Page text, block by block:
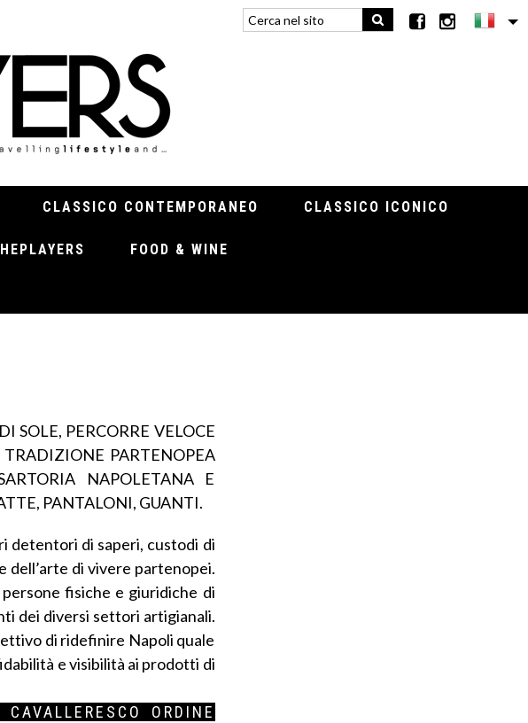
CLASSICO CONTEMPORANEO CLASSICO ICONICO
FOOD & WINE
SOLE, PERCORRE VELOCE
PARTENOPEA
NAPOLETANA E
PANTALONI, GUANTI.
detentori di saperi, custodi di
dell’arte di vivere partenopei.
fisiche e giuridiche di
dei diversi settori artigianali.
di ridefinire Napoli quale
e visibilità ai prodotti di
ORDINE